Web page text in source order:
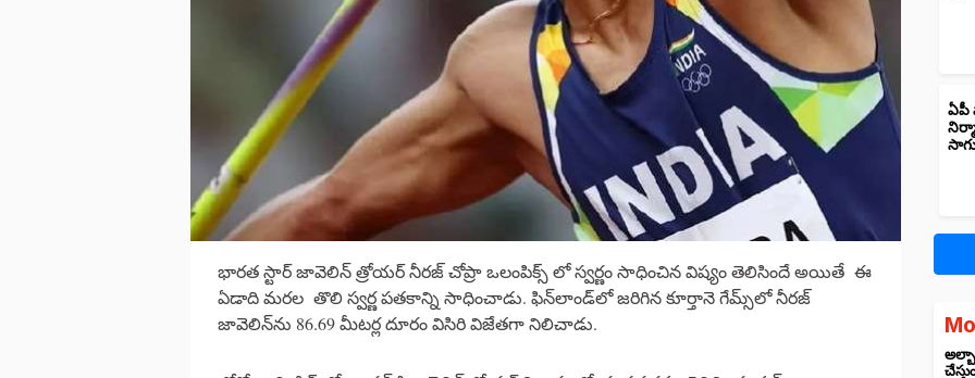
భారత స్టార్‌ జావెలిన్‌ త్రోయర్‌ నీరజ్‌ చోప్రా ఒలంపిక్స్ లో స్వర్ణం సాధించిన విష్యం తెలిసిందే అయితే ఈ
ఏడాది మరల తొలి స్వర్ణ పతకాన్ని సాధించాడు. ఫిన్‌లాండ్‌లో జరిగిన కూర్తానె గేమ్స్‌లో నీరజ్‌
జావెలిన్‌ను 86.69 మీటర్ల దూరం విసిరి విజేతగా నిలిచాడు.
ఏపీ